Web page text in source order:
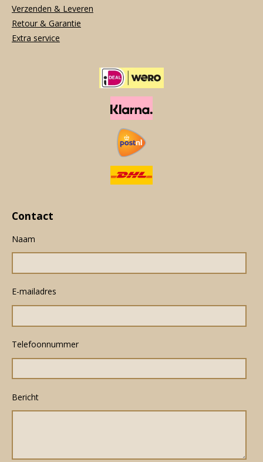
Verzenden & Leveren
Retour & Garantie
Extra service
Contact
Naam
E-mailadres
Telefoonnummer
Bericht